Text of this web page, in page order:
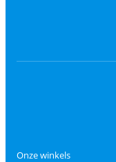
Onze winkels